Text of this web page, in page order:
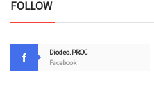
FOLLOW
Diodeo.PROC
Facebook